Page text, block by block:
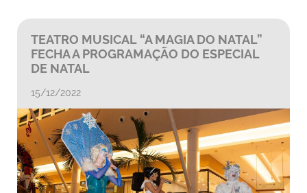
TEATRO MUSICAL “A MAGIA DO NATAL”
FECHA A PROGRAMAÇÃO DO ESPECIAL
DE NATAL
15/12/2022